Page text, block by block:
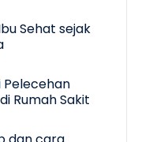
Sehat sejak
Pelecehan
Rumah Sakit